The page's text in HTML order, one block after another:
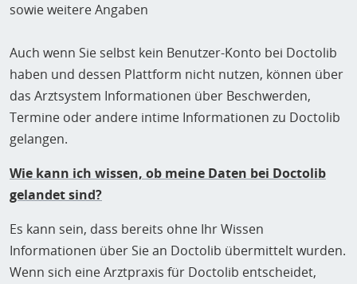
sowie weitere Angaben
Auch wenn Sie selbst kein Benutzer-Konto bei Doctolib
haben und dessen Plattform nicht nutzen, können über
das Arztsystem Informationen über Beschwerden,
Termine oder andere intime Informationen zu Doctolib
gelangen.
Wie kann ich wissen, ob meine Daten bei Doctolib
gelandet sind?
Es kann sein, dass bereits ohne Ihr Wissen
Informationen über Sie an Doctolib übermittelt wurden.
Wenn sich eine Arztpraxis für Doctolib entscheidet,